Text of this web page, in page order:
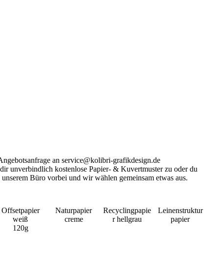
an service@kolibri-grafikdesign.de
unverbindlich kostenlose Papier- & Kuvertmuster zu oder du
Büro vorbei und wir wählen gemeinsam etwas aus.
Offsetpapier
weiß
120g
Naturpapier
creme
Recyclingpapie
r hellgrau
Leinenstruktur
papier